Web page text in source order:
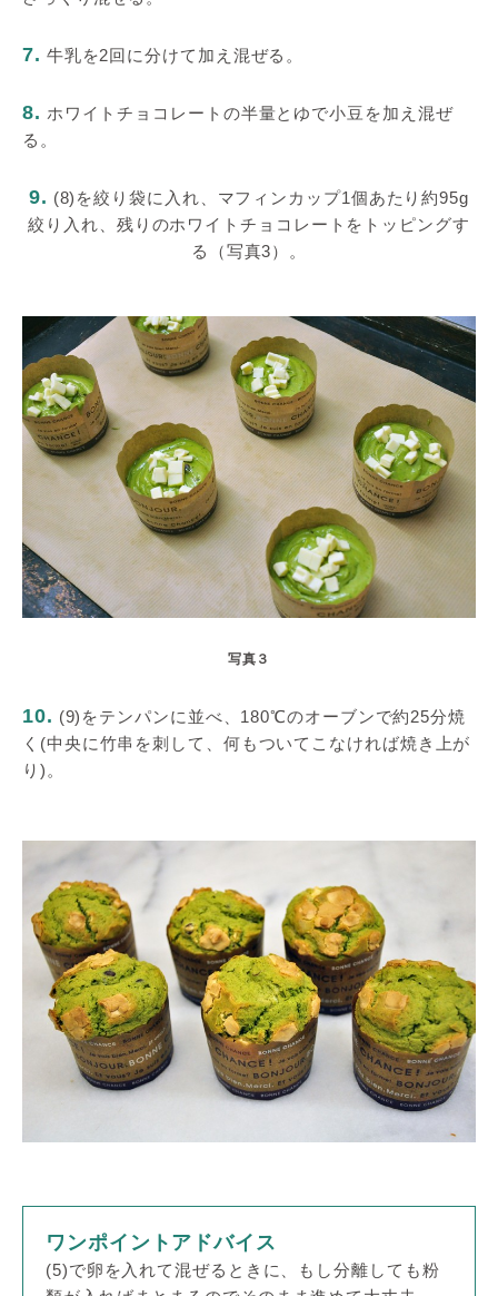
7. 牛乳を2回に分けて加え混ぜる。
8. ホワイトチョコレートの半量とゆで小豆を加え混ぜ
る。
9. (8)を絞り袋に入れ、マフィンカップ1個あたり約95g
絞り入れ、残りのホワイトチョコレートをトッピングす
る（写真3）。
写真３
10. (9)をテンパンに並べ、180℃のオーブンで約25分焼
く(中央に竹串を刺して、何もついてこなければ焼き上が
り)。
ワンポイントアドバイス
(5)で卵を入れて混ぜるときに、もし分離しても粉